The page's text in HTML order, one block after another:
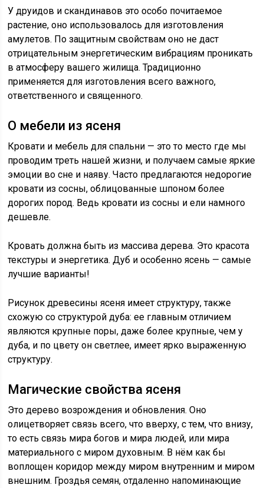
У друидов и скандинавов это особо почитаемое
растение, оно использовалось для изготовления
амулетов. По защитным свойствам оно не даст
отрицательным энергетическим вибрациям проникать
в атмосферу вашего жилища. Традиционно
применяется для изготовления всего важного,
ответственного и священного.
О мебели из ясеня
Кровати и мебель для спальни — это то место где мы
проводим треть нашей жизни, и получаем самые яркие
эмоции во сне и наяву. Часто предлагаются недорогие
кровати из сосны, облицованные шпоном более
дорогих пород. Ведь кровати из сосны и ели намного
дешевле.
Кровать должна быть из массива дерева. Это красота
текстуры и энергетика. Дуб и особенно ясень — самые
лучшие варианты!
Рисунок древесины ясеня имеет структуру, также
схожую со структурой дуба: ее главным отличием
являются крупные поры, даже более крупные, чем у
дуба, и по цвету он светлее, имеет ярко выраженную
структуру.
Магические свойства ясеня
Это дерево возрождения и обновления. Оно
олицетворяет связь всего, что вверху, с тем, что внизу,
то есть связь мира богов и мира людей, или мира
материального с миром духовным. В нём как бы
воплощен коридор между миром внутренним и миром
внешним. Гроздья семян, отдаленно напоминающие